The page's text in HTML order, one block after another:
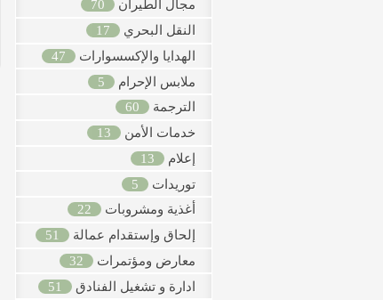
مجال الطيران
70
النقل البحري
17
الهدايا والإكسسوارات
47
ملابس الإحرام
5
الترجمة
60
خدمات الأمن
13
إعلام
13
توريدات
5
أغذية ومشروبات
22
إلحاق وإستقدام عمالة
51
معارض ومؤتمرات
32
ادارة و تشغيل الفنادق
51